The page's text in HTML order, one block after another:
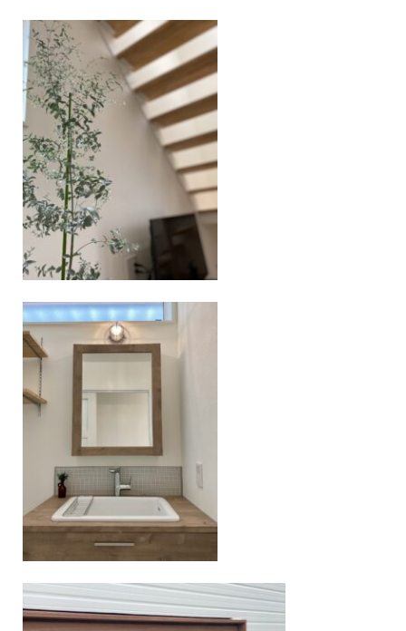
Works
施工例
新築注文住宅
Event
イベント
Real estate
不動産情報
Philosophy & Promise
経営理念＆5つのお約束
Initiative
取り組み
建ててからのお付き合い
Company
会社概要